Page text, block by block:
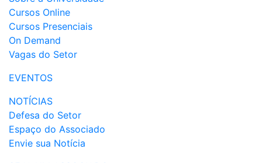
Cursos Online
Cursos Presenciais
On Demand
Vagas do Setor
EVENTOS
NOTÍCIAS
Defesa do Setor
Espaço do Associado
Envie sua Notícia